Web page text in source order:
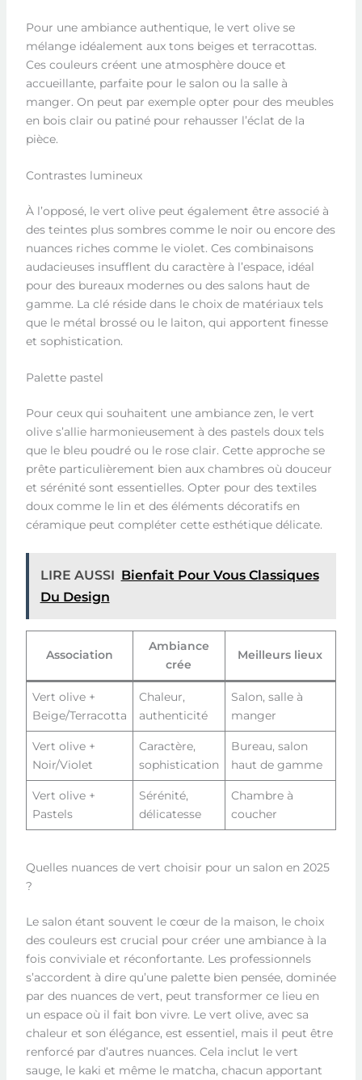
Pour une ambiance authentique, le vert olive se
mélange idéalement aux tons beiges et terracottas.
Ces couleurs créent une atmosphère douce et
accueillante, parfaite pour le salon ou la salle à
manger. On peut par exemple opter pour des meubles
en bois clair ou patiné pour rehausser l’éclat de la
pièce.
Contrastes lumineux
À l’opposé, le vert olive peut également être associé à
des teintes plus sombres comme le noir ou encore des
nuances riches comme le violet. Ces combinaisons
audacieuses insufflent du caractère à l’espace, idéal
pour des bureaux modernes ou des salons haut de
gamme. La clé réside dans le choix de matériaux tels
que le métal brossé ou le laiton, qui apportent finesse
et sophistication.
Palette pastel
Pour ceux qui souhaitent une ambiance zen, le vert
olive s’allie harmonieusement à des pastels doux tels
que le bleu poudré ou le rose clair. Cette approche se
prête particulièrement bien aux chambres où douceur
et sérénité sont essentielles. Opter pour des textiles
doux comme le lin et des éléments décoratifs en
céramique peut compléter cette esthétique délicate.
LIRE AUSSI Bienfait Pour Vous Classiques
Du Design
Association
Ambiance
crée
Meilleurs lieux
Vert olive +
Beige/Terracotta
Chaleur,
authenticité
Salon, salle à
manger
Vert olive +
Noir/Violet
Caractère,
sophistication
Bureau, salon
haut de gamme
Vert olive +
Pastels
Sérénité,
délicatesse
Chambre à
coucher
Quelles nuances de vert choisir pour un salon en 2025
?
Le salon étant souvent le cœur de la maison, le choix
des couleurs est crucial pour créer une ambiance à la
fois conviviale et réconfortante. Les professionnels
s’accordent à dire qu’une palette bien pensée, dominée
par des nuances de vert, peut transformer ce lieu en
un espace où il fait bon vivre. Le vert olive, avec sa
chaleur et son élégance, est essentiel, mais il peut être
renforcé par d’autres nuances. Cela inclut le vert
sauge, le kaki et même le matcha, chacun apportant